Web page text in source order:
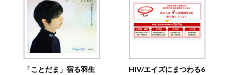
「ことだま」宿る羽生
HIV/エイズにまつわる6